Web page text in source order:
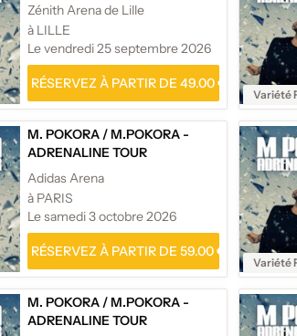
Zénith Arena de Lille
à LILLE
Le vendredi 25 septembre 2026
RÉSERVEZ À PARTIR DE 49.00 €
Variété
M. POKORA /M.POKORA -
ADRENALINE TOUR
Adidas Arena
à PARIS
Le samedi 3 octobre 2026
RÉSERVEZ À PARTIR DE 59.00 €
Variété
M. POKORA /M.POKORA -
ADRENALINE TOUR